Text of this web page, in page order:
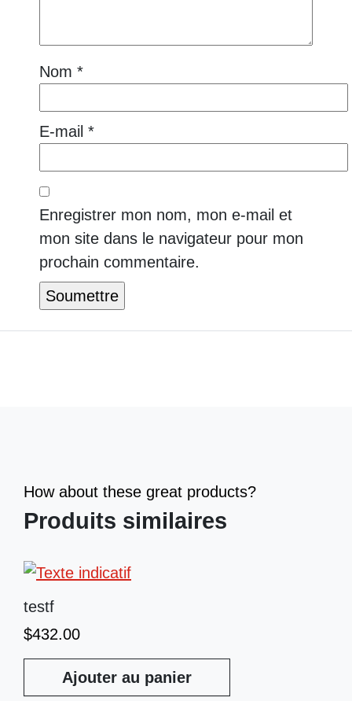
Nom *
E-mail *
Enregistrer mon nom, mon e-mail et
mon site dans le navigateur pour mon
prochain commentaire.
How about these great products?
Produits similaires
testf
$432.00
Ajouter au panier